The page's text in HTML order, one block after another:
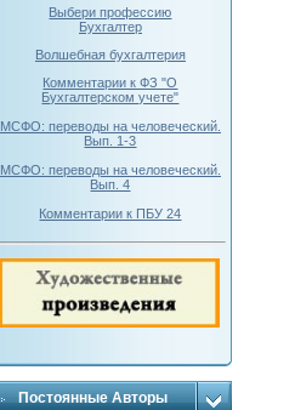
Выбери профессию
Бухгалтер
Волшебная бухгалтерия
Комментарии к ФЗ "О
Бухгалтерском учете"
МСФО: переводы на человеческий.
Вып. 1-3
МСФО: переводы на человеческий.
Вып. 4
Комментарии к ПБУ 24
Постоянные Авторы